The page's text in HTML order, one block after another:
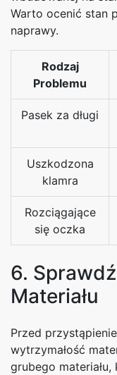
Warto ocenić stan
naprawy.
Rodzaj
Problemu
Pasek za długi
Uszkodzona
klamra
Rozciągające
się oczka
6.
Materiału
Przed
wytrzymałość
grubego